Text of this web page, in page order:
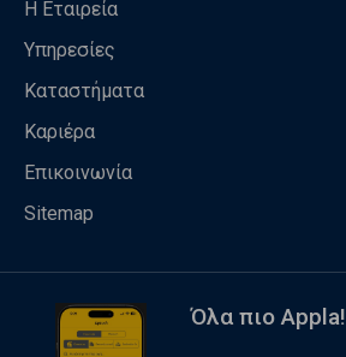
Η Εταιρεία
Υπηρεσίες
Καταστήματα
Καριέρα
Επικοινωνία
Sitemap
Όλα πιο Appla!